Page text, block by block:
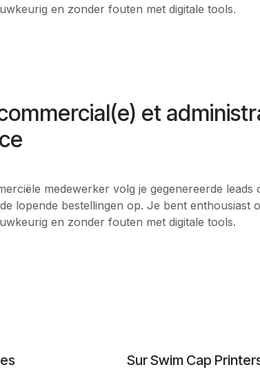
en zonder fouten met digitale tools.
et
medewerker volg je gegenereerde leads
lopende bestellingen op. Je bent enthousiast
en zonder fouten met digitale tools.
Sur Swim Cap